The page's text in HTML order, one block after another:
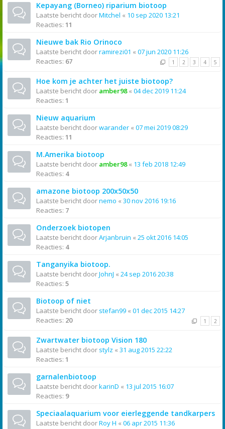
Kepayang (Borneo) riparium biotoop
Laatste bericht doorMitchel « 10 sep 2020 13:21
Reacties: 11
Nieuwe bak Rio Orinoco
Laatste bericht doorramirezi01 « 07 jun 2020 11:26
Reacties: 67 1 2 3 4 5
Hoe kom je achter het juiste biotoop?
Laatste bericht door amber98« 04 dec 2019 11:24
Reacties: 1
Nieuw aquarium
Laatste bericht doorwarander « 07 mei 2019 08:29
Reacties: 11
M.Amerika biotoop
Laatste bericht door amber98« 13 feb 2018 12:49
Reacties: 4
amazone biotoop 200x50x50
Laatste bericht doornemo « 30 nov 2016 19:16
Reacties: 7
Onderzoek biotopen
Laatste bericht doorArjanbruin « 25 okt 2016 14:05
Reacties: 4
Tanganyika biotoop.
Laatste bericht doorJohnJ « 24 sep 2016 20:38
Reacties: 5
Biotoop of niet
Laatste bericht door stefan99 « 01 dec 2015 14:27
Reacties: 20 1 2
Zwartwater biotoop Vision 180
Laatste bericht door stylz « 31 aug 2015 22:22
Reacties: 1
garnalenbiotoop
Laatste bericht doorkarinD « 13 jul 2015 16:07
Reacties: 9
Speciaalaquarium voor eierleggende tandkarpers
Laatste bericht doorRoy H « 06 apr 2015 11:36